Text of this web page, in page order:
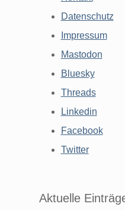
Datenschutz
Impressum
Mastodon
Bluesky
Threads
Linkedin
Facebook
Twitter
Aktuelle